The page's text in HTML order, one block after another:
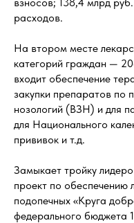
расходов.
На втором месте
категорий граждан —
входит обеспечение
закупки препаратов по
нозологий (ВЗН) и для
для Национального
прививок и т.д.
Замыкает тройку
проект по обеспечению
подопечных «Круга
федерального бюджета